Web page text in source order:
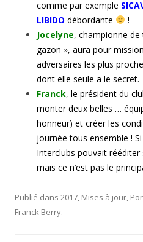
comme par exemple
LIBIDO débordante
!
Jocelyne, championne de
gazon », aura pour
adversaires les plus
dont elle seule a le secret.
Franck, le président du
monter deux belles …
honneur) et créer les
journée tous ensemble !
Interclubs pouvait
mais ce n’est pas le
Publié dans 2017, Mises à jour,
Franck Berry.